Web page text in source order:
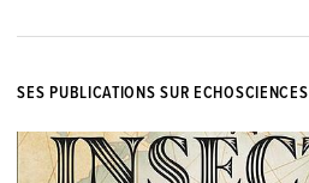
SES PUBLICATIONS SUR ECHOSCIENCES